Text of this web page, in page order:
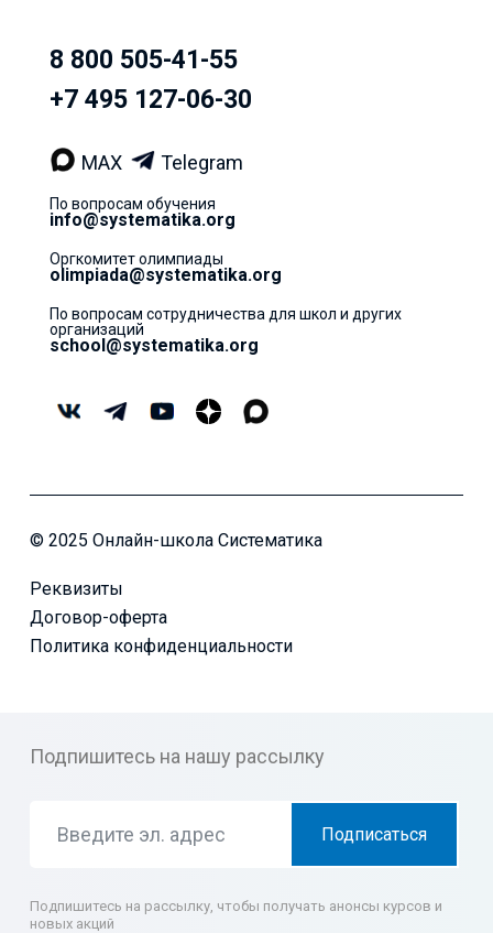
8 800 505-41-55
+7 495 127-06-30
MAX Telegram
По вопросам обучения
info@systematika.org
Оргкомитет олимпиады
olimpiada@systematika.org
По вопросам сотрудничества для школ и других
организаций
school@systematika.org
© 2025 Онлайн-школа Систематика
Реквизиты
Договор-оферта
Политика конфиденциальности
Подпишитесь на нашу рассылку
Подписаться
Подпишитесь на рассылку, чтобы получать анонсы курсов и
новых акций